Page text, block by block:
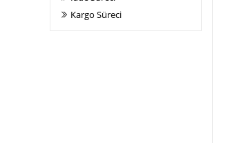
Kargo Süreci